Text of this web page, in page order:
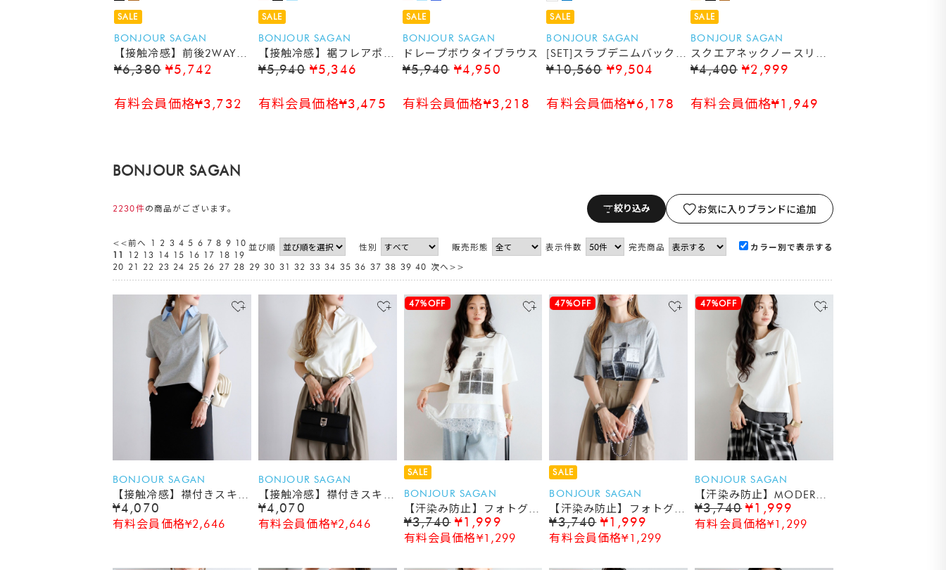
SALE
BONJOUR SAGAN
【接触冷感】前後2WAYリ
ブカットワンピース
¥6,380 ¥5,742
有料会員価格¥3,732
SALE
BONJOUR SAGAN
【接触冷感】裾フレアポロ
シャツ
¥5,940 ¥5,346
有料会員価格¥3,475
SALE
BONJOUR SAGAN
ドレープボウタイブラウス
¥5,940 ¥4,950
有料会員価格¥3,218
SALE
BONJOUR SAGAN
[SET]スラブデニムバックオ
ープンタンクトップ×スラ
¥10,560 ¥9,504
有料会員価格¥6,178
SALE
BONJOUR SAGAN
スクエアネックノースリブ
ラウス
¥4,400 ¥2,999
有料会員価格¥1,949
BONJOUR SAGAN
2230件の商品がございます。 絞り込み お気に入りブランドに追加
並び順 性別 販売形態 表示件数 完売商品 カラー別で表示する
<<前へ 1 2 3 4 5 6 7 8 9 10
11
12 13 14 15 16 17 18 19
20 21 22 23 24 25 26 27 28 29 30 31 32 33 34 35 36 37 38 39 40 次へ>>
BONJOUR SAGAN
【接触冷感】襟付きスキッ
パースウェットTシャツ
¥4,070
有料会員価格¥2,646
BONJOUR SAGAN
【接触冷感】襟付きスキッ
パースウェットTシャツ
¥4,070
有料会員価格¥2,646
47%OFF
SALE
BONJOUR SAGAN
【汗染み防止】フォトグリ
ッド プリントTシャツ
¥3,740 ¥1,999
有料会員価格¥1,299
47%OFF
SALE
BONJOUR SAGAN
【汗染み防止】フォトグリ
ッド プリントTシャツ
¥3,740 ¥1,999
有料会員価格¥1,299
47%OFF
BONJOUR SAGAN
【汗染み防止】MODERN
LESS メッセージプリントT
シャツ
¥3,740 ¥1,999
有料会員価格¥1,299